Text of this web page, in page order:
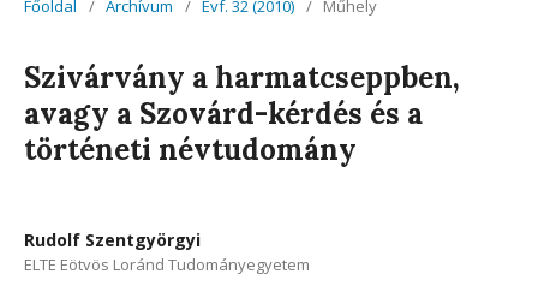
Főoldal / Archívum / Évf. 32 (2010) / Műhely
Szivárvány a harmatcseppben,
avagy a Szovárd-kérdés és a
történeti névtudomány
Rudolf Szentgyörgyi
ELTE Eötvös Loránd Tudományegyetem